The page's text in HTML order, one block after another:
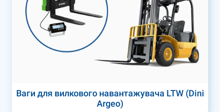
Ваги для вилкового навантажувача LTW (Dini
Argeo)